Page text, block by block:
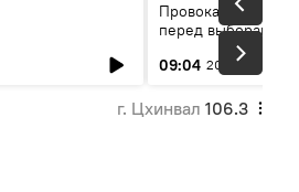
Провокации со
перед выборами в
09:04 20 мин
г. Цхинвал 106.3